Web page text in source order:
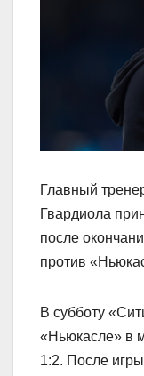
Главный
Гвардиола
после
против
В субботу
«Ньюкасле» в
1:2. После